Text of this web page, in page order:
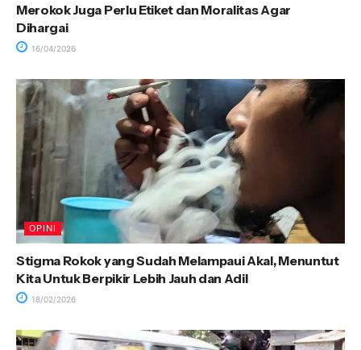
Merokok Juga Perlu Etiket dan Moralitas Agar
Dihargai
16/04/2026
OPINI
Stigma Rokok yang Sudah Melampaui Akal, Menuntut
Kita Untuk Berpikir Lebih Jauh dan Adil
18/02/2026